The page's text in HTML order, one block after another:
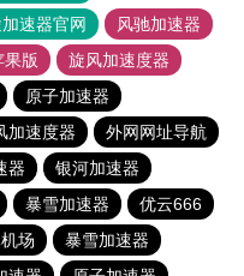
速器官网
风驰加速器
果版
旋风加速度器
原子加速器
加速度器
外网网址导航
器
银河加速器
暴雪加速器
优云666
场
暴雪加速器